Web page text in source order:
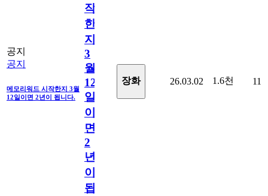
공지
공지
메모리워드 시작한지 3월
12일이면 2년이 됩니다.
작
한
지
3
월
12
일
이
면
2
년
이
됩
장화 26.03.02 1.6천 11